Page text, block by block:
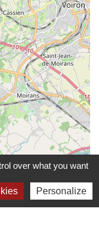
Leaflet
over what you want
Personalize